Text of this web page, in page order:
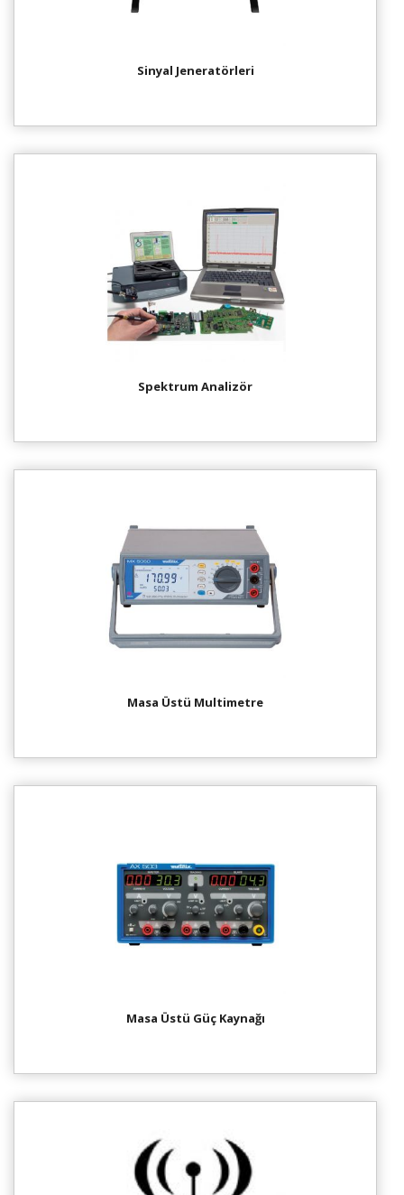
Sinyal Jeneratörleri
Spektrum Analizör
Masa Üstü Multimetre
Masa Üstü Güç Kaynağı